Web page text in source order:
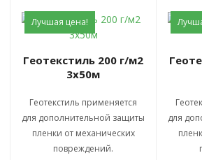
Лучшая цена!
Геотекстиль 200 г/м2
3x50м
Геотекстиль применяется
для дополнительной защиты
пленки от механических
повреждений.
Геотекстиль 300 г/м2
для